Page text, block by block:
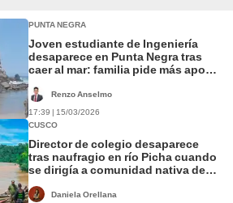
PUNTA NEGRA
Joven estudiante de Ingeniería
desaparece en Punta Negra tras
caer al mar: familia pide más apoyo
Renzo Anselmo
17:39 | 15/03/2026
CUSCO
Director de colegio desaparece
tras naufragio en río Picha cuando
se dirigía a comunidad nativa de
Daniela Orellana